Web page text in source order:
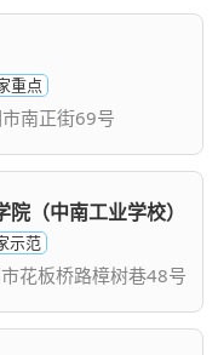
重点
南正街69号
（中南工业学校）
示范
花板桥路樟树巷48号